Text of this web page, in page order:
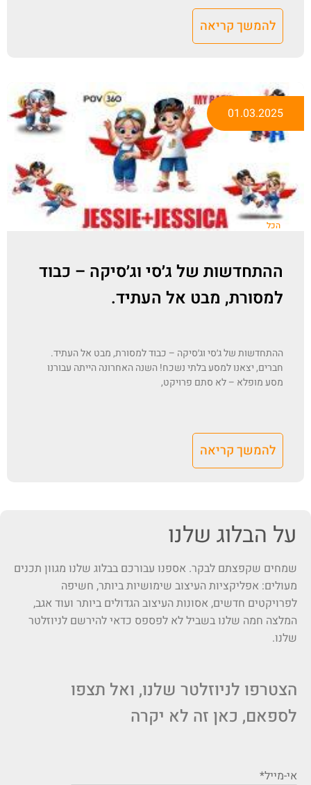
להמשך קריאה
הכל
ההתחדשות של ג׳סי וג׳סיקה – כבוד
למסורת, מבט אל העתיד.
ההתחדשות של ג׳סי וג׳סיקה – כבוד למסורת, מבט אל העתיד.
חברים, יצאנו למסע בלתי נשכח! השנה האחרונה הייתה עבורנו
מסע מופלא – לא סתם פרויקט,
להמשך קריאה
01.03.2025
על הבלוג שלנו
שמחים שקפצתם לבקר. אספנו עבורכם בבלוג שלנו מגוון תכנים
מעולים: אפליקציות העיצוב שימושיות ביותר, חשיפה
לפרויקטים חדשים, אסונות העיצוב הגדולים ביותר ועוד אגב,
המלצה חמה שלנו בשביל לא לפספס כדאי להירשם לניוזלטר
שלנו.
הצטרפו לניוזלטר שלנו, ואל תצפו
לספאם, כאן זה לא יקרה
אי-מייל*